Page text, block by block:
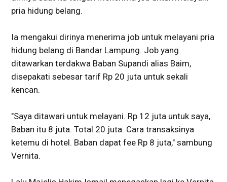
pria hidung belang.
Ia mengakui dirinya menerima job untuk melayani pria
hidung belang di Bandar Lampung. Job yang
ditawarkan terdakwa Baban Supandi alias Baim,
disepakati sebesar tarif Rp 20 juta untuk sekali
kencan.
"Saya ditawari untuk melayani. Rp 12 juta untuk saya,
Baban itu 8 juta. Total 20 juta. Cara transaksinya
ketemu di hotel. Baban dapat fee Rp 8 juta," sambung
Vernita.